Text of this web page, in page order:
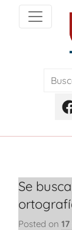
content
Se
Posted on